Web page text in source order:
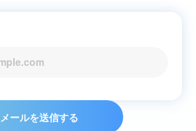
メールを送信する